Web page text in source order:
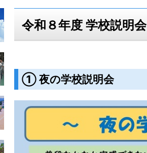
令和８年度 学校説明会
① 夜の学校説明会